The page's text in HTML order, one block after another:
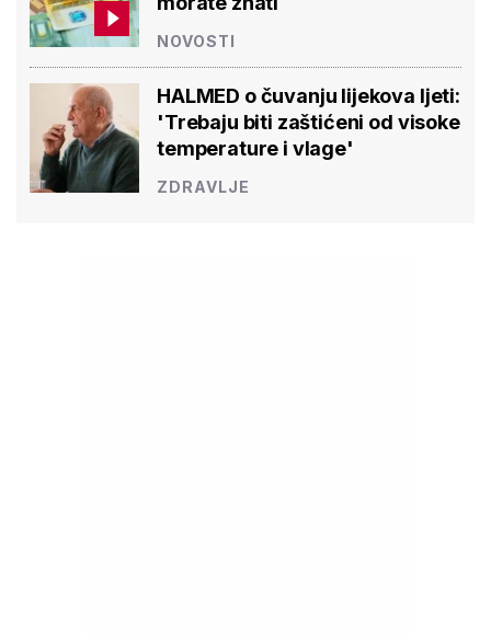
NOVOSTI
HALMED o čuvanju lijekova ljeti:
'Trebaju biti zaštićeni od visoke
temperature i vlage'
ZDRAVLJE